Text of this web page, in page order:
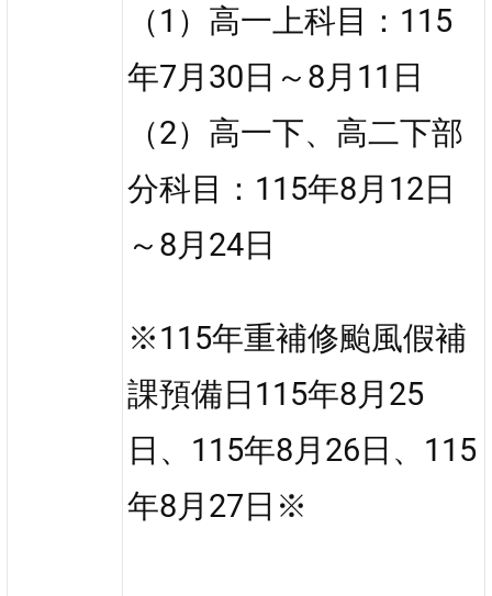
（1）高一上科目：115
年7月30日～8月11日
（2）高一下、高二下部
分科目：115年8月12日
～8月24日
※115年重補修颱風假補
課預備日115年8月25
日、115年8月26日、115
年8月27日※